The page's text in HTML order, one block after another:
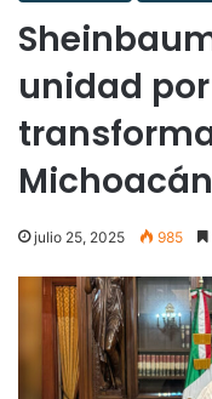
unidad
Michoacán
julio 25, 2025 985